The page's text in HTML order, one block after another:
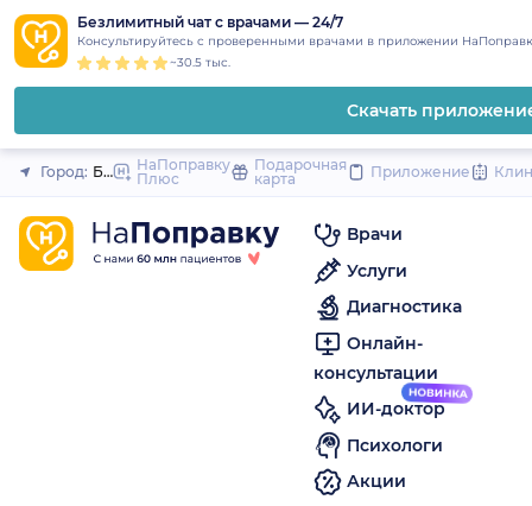
content
Безлимитный чат с врачами — 24/7
Консультируйтесь с проверенными врачами в приложении
~30.5 тыс.
Скачать
Закрыть
Город: Белореченск
НаПоправку
Плюс
Подарочная
карта
Приложение
Врачи
Услуги
Диагностика
Онлайн-
консультации
ИИ-доктор
Психологи
Акции